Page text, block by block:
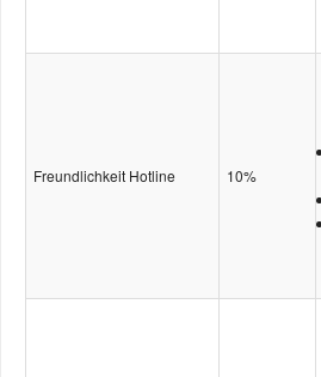
Freund­lichkeit Hotline 10%